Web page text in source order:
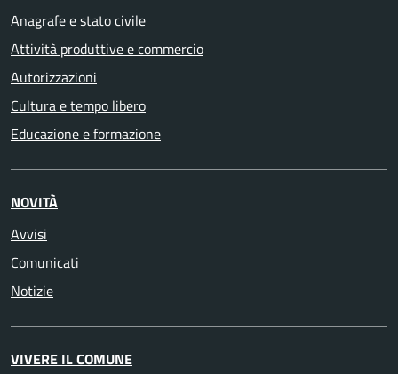
Anagrafe e stato civile
Attività produttive e commercio
Autorizzazioni
Cultura e tempo libero
Educazione e formazione
NOVITÀ
Avvisi
Comunicati
Notizie
VIVERE IL COMUNE